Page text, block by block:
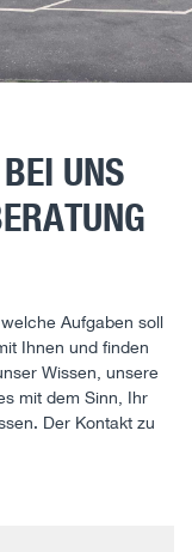
UNS
Aufgaben soll
Ihnen und finden
Wissen, unsere
mit dem Sinn, Ihr
Der Kontakt zu